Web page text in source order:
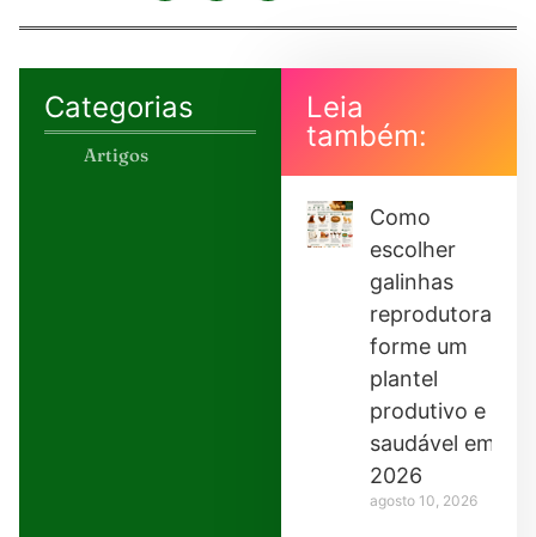
Categorias
Artigos
Leia
também:
Como
escolher
galinhas
reprodutoras:
forme um
plantel
produtivo e
saudável em
2026
agosto 10, 2026